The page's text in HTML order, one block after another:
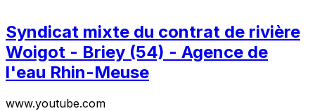
Syndicat mixte du contrat de rivière
Woigot - Briey (54) - Agence de
l'eau Rhin-Meuse
www.youtube.com